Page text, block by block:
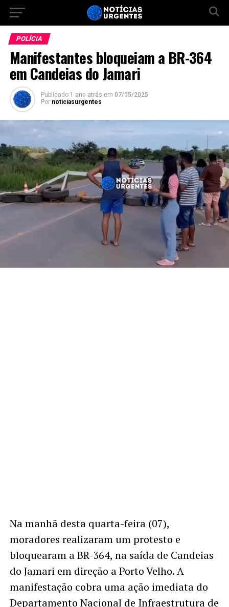
POLÍCIA
Manifestantes bloqueiam a BR-364
em Candeias do Jamari
Publicado 1 ano atrás em 07/05/2025
Por noticiasurgentes
Na manhã desta quarta-feira (07),
moradores realizaram um protesto e
bloquearam a BR-364, na saída de Candeias
do Jamari em direção a Porto Velho. A
manifestação cobra uma ação imediata do
Departamento Nacional de Infraestrutura de